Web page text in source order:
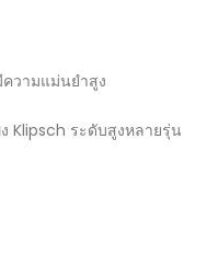
ความแม่นยำสูง
Klipsch ระดับสูงหลายรุ่น